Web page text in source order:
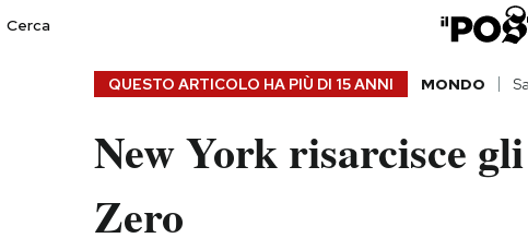
QUESTO ARTICOLO HA PIÙ DI 15 ANNI MONDO
New York risarcisce
Zero